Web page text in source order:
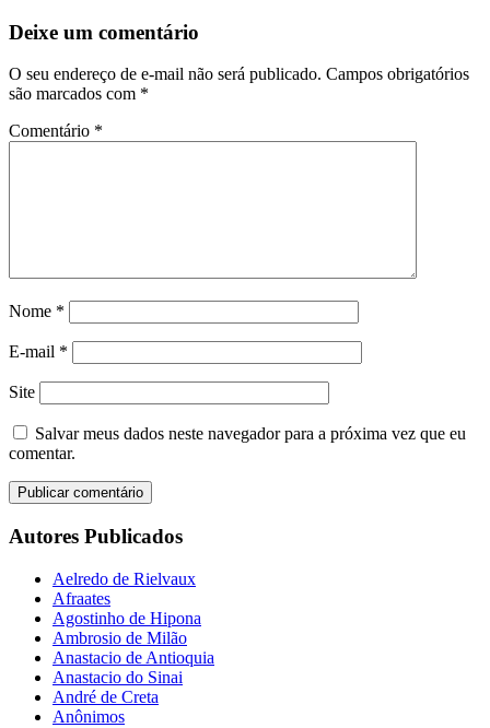
Deixe um comentário
O seu endereço de e-mail não será publicado. Campos obrigatórios
são marcados com *
Comentário *
Nome *
E-mail *
Site
Salvar meus dados neste navegador para a próxima vez que eu
comentar.
Autores Publicados
Aelredo de Rielvaux
Afraates
Agostinho de Hipona
Ambrosio de Milão
Anastacio de Antioquia
Anastacio do Sinai
André de Creta
Anônimos